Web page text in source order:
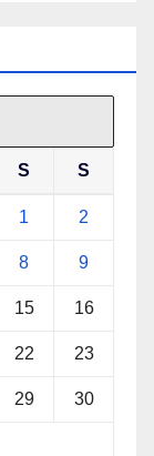
S S
1 2
8 9
15 16
22 23
29 30